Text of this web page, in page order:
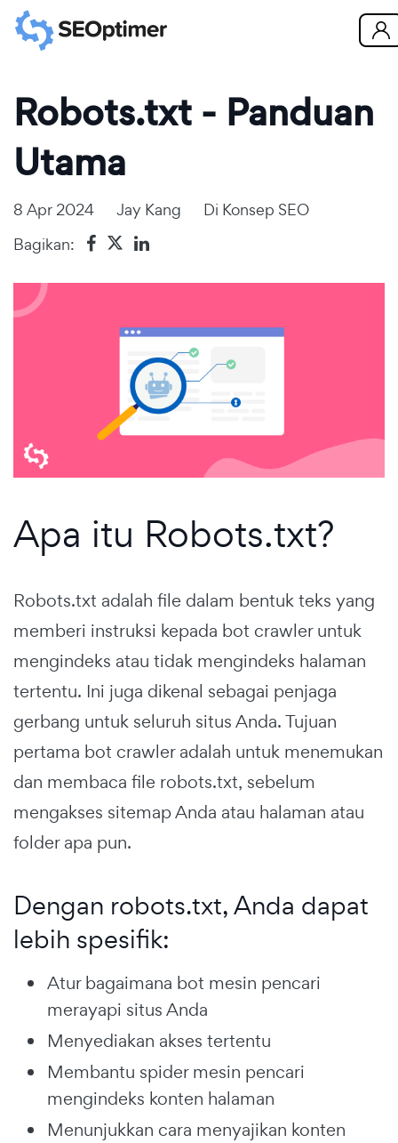
Robots.txt - Panduan
Utama
8 Apr 2024 Jay Kang Di Konsep SEO
Bagikan:
Apa itu Robots.txt?
Robots.txt adalah file dalam bentuk teks yang
memberi instruksi kepada bot crawler untuk
mengindeks atau tidak mengindeks halaman
tertentu. Ini juga dikenal sebagai penjaga
gerbang untuk seluruh situs Anda. Tujuan
pertama bot crawler adalah untuk menemukan
dan membaca file robots.txt, sebelum
mengakses sitemap Anda atau halaman atau
folder apa pun.
Dengan robots.txt, Anda dapat
lebih spesifik:
Atur bagaimana bot mesin pencari
merayapi situs Anda
Menyediakan akses tertentu
Membantu spider mesin pencari
mengindeks konten halaman
Menunjukkan cara menyajikan konten